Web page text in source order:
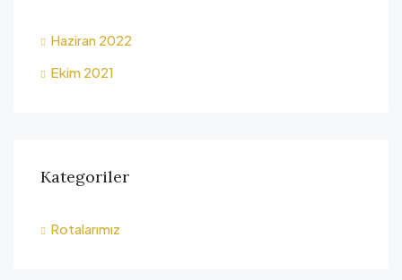
Haziran 2022
Ekim 2021
Kategoriler
Rotalarımız